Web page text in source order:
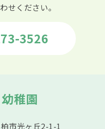
せください。
3526
稚園
市光ヶ丘2-1-1